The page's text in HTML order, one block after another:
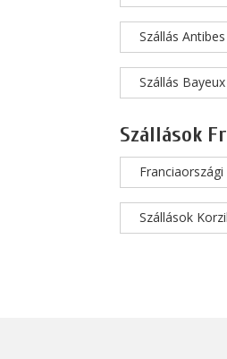
Szállás Antibes
Szállás Bayeux
Szállások
Szállások